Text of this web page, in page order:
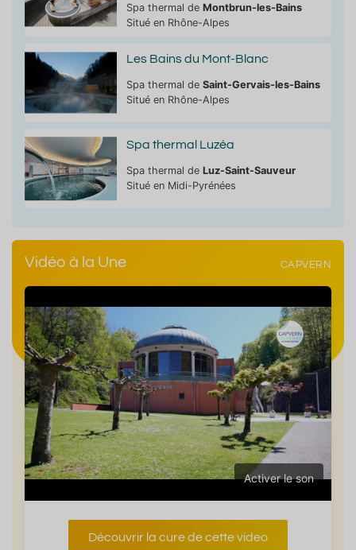
Spa thermal de Montbrun-les-Bains
Situé en Rhône-Alpes
Les Bains du Mont-Blanc
Spa thermal de Saint-Gervais-les-Bains
Situé en Rhône-Alpes
Spa thermal Luzéa
Spa thermal de Luz-Saint-Sauveur
Situé en Midi-Pyrénées
Vidéo à la Une CAPVERN
Activer le son
Découvrir la cure de cette video